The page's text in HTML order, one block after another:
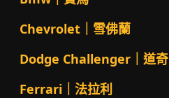
Chevrolet｜雪佛蘭
Dodge Challenger｜道奇
Ferrari｜法拉利